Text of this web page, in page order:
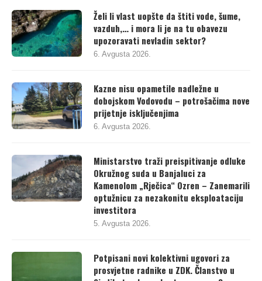
Želi li vlast uopšte da štiti vode, šume,
vazduh,… i mora li je na tu obavezu
upozoravati nevladin sektor?
Kazne nisu opametile nadležne u
dobojskom Vodovodu – potrošačima nove
prijetnje isključenjima
Ministarstvo traži preispitivanje odluke
Okružnog suda u Banjaluci za
Kamenolom „Rječica“ Ozren – Zanemarili
optužnicu za nezakonitu eksploataciju
investitora
Potpisani novi kolektivni ugovori za